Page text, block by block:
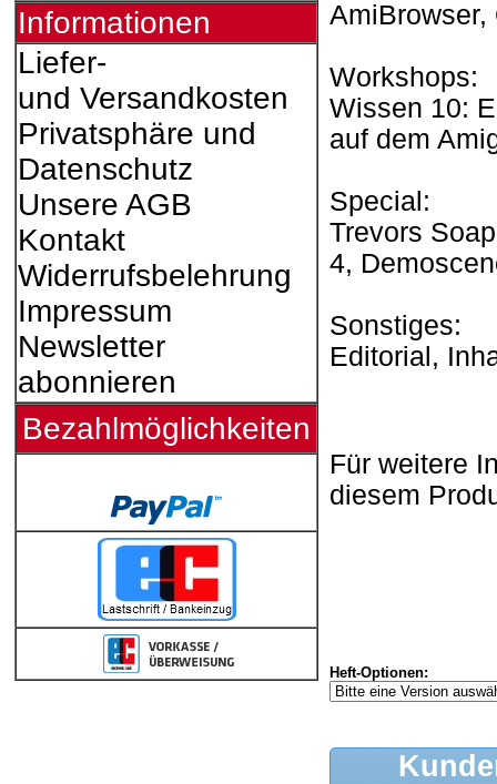
Informationen
Liefer-
und Versandkosten
Privatsphäre und
Datenschutz
Unsere AGB
Kontakt
Widerrufsbelehrung
Impressum
Newsletter
abonnieren
Bezahlmöglichkeiten
AmiBrowser,
Workshops:
Wissen 10:
auf dem
Special:
Trevors
4,
Sonstiges:
Editorial,
Für weitere
diesem
Heft-Optionen: